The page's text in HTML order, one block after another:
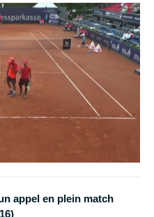
appel en plein match